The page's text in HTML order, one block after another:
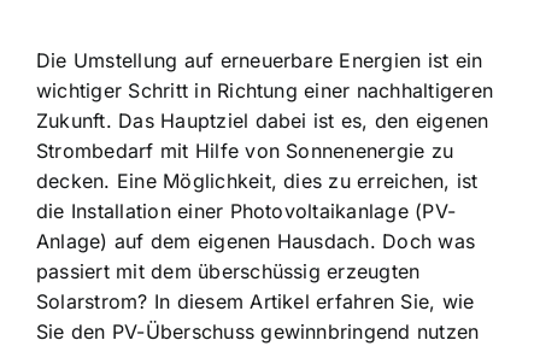
Die Umstellung auf erneuerbare Energien ist ein
wichtiger Schritt in Richtung einer nachhaltigeren
Zukunft. Das Hauptziel dabei ist es, den eigenen
Strombedarf mit Hilfe von Sonnenenergie zu
decken. Eine Möglichkeit, dies zu erreichen, ist
die Installation einer Photovoltaikanlage(PV-
Anlage) auf dem eigenen Hausdach. Doch was
passiert mit dem überschüssig erzeugten
Solarstrom? In diesem Artikel erfahren Sie, wie
Sie den PV-Überschuss gewinnbringend nutzen